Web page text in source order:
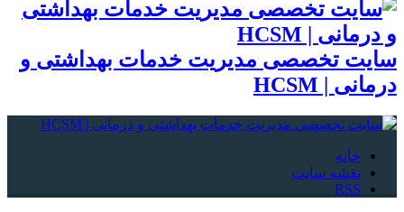
سایت تخصصی مدیریت خدمات بهداشتی و
درمانی | HCSM
خانه
نقشه سایت
RSS